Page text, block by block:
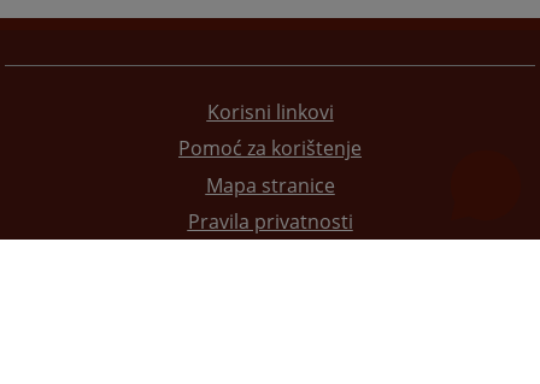
Korisni linkovi
Pomoć za korištenje
Mapa stranice
Pravila privatnosti